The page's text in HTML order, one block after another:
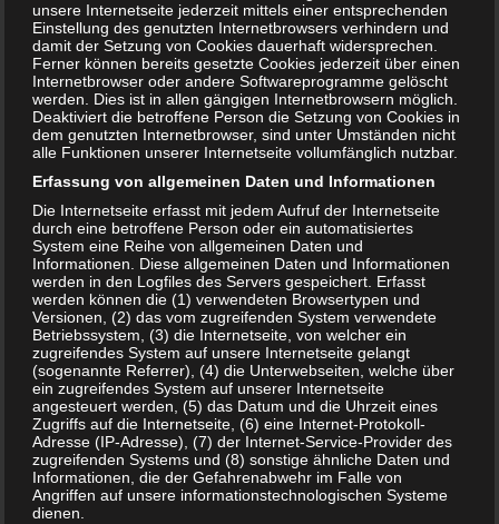
Freude auf das Baby noch verstärken.
Bewertung:
Share Post Save
T
e
i
l
n
Redakteur:
Hallo, ich bin Arne und seit Anfang an dabei. Mir
macht es unglaublichen Spaß Artikel zu
verfassen. Jeden Tag mache ich mich auf die
Suche nach neuen und interessanten Themen.
Falls ihr Themen-Wünsche habt, meldet euch
gerne bei mir.
Auch interessant:
unsere Internetseite jederzeit mittels einer entsprechenden
Einstellung des genutzten Internetbrowsers verhindern und
damit der Setzung von Cookies dauerhaft widersprechen.
Ferner können bereits gesetzte Cookies jederzeit über einen
Internetbrowser oder andere Softwareprogramme gelöscht
werden. Dies ist in allen gängigen Internetbrowsern möglich.
Deaktiviert die betroffene Person die Setzung von Cookies in
dem genutzten Internetbrowser, sind unter Umständen nicht
alle Funktionen unserer Internetseite vollumfänglich nutzbar.
Erfassung von allgemeinen Daten und Informationen
Die Internetseite erfasst mit jedem Aufruf der Internetseite
durch eine betroffene Person oder ein automatisiertes
System eine Reihe von allgemeinen Daten und
Informationen. Diese allgemeinen Daten und Informationen
werden in den Logfiles des Servers gespeichert. Erfasst
werden können die (1) verwendeten Browsertypen und
Versionen, (2) das vom zugreifenden System verwendete
Betriebssystem, (3) die Internetseite, von welcher ein
zugreifendes System auf unsere Internetseite gelangt
(sogenannte Referrer), (4) die Unterwebseiten, welche über
ein zugreifendes System auf unserer Internetseite
angesteuert werden, (5) das Datum und die Uhrzeit eines
Zugriffs auf die Internetseite, (6) eine Internet-Protokoll-
Adresse (IP-Adresse), (7) der Internet-Service-Provider des
zugreifenden Systems und (8) sonstige ähnliche Daten und
Informationen, die der Gefahrenabwehr im Falle von
Angriffen auf unsere informationstechnologischen Systeme
dienen.